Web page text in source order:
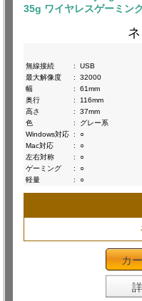
35g ワイヤレスゲーミン
無線接続
:
USB
最大解像度
:
32000
幅
:
61mm
奥行
:
116mm
高さ
:
37mm
色
:
グレー系
Windows対応 :
○
Mac対応
:
○
左右対称
:
○
ゲーミング
:
○
軽量
: ○
カ